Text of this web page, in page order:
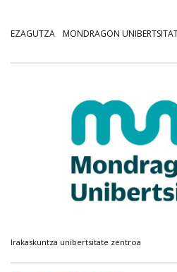
EZAGUTZA MONDRAGON
Irakaskuntza unibertsitate zentroa